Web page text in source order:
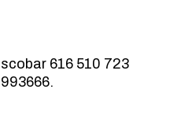
616 510 723